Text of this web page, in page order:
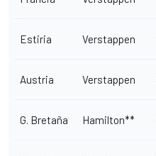
Estiria Verstappen
Austria Verstappen
G. Bretaña Hamilton**